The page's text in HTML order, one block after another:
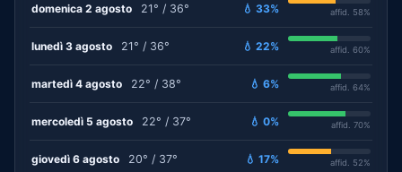
domenica 2 agosto 21° / 36° 💧 33% affid. 58%
lunedì 3 agosto 21° / 36° 💧 22% affid. 60%
martedì 4 agosto 22° / 38° 💧 6% affid. 64%
mercoledì 5 agosto 22° / 37° 💧 0% affid. 70%
giovedì 6 agosto 20° / 37° 💧 17% affid. 52%